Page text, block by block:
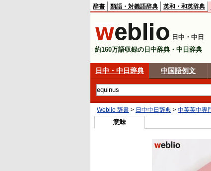
辞書 類語・対義語辞典 英和・和英辞典
日中・中日
約160万語収録の日中辞典・中日辞典
日中・中日辞典 中国語例文
Weblio 辞書 > 日中中日辞典 > 中英英中専
意味